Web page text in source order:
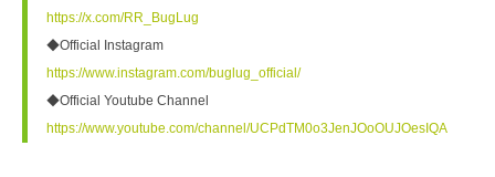
https://x.com/RR_BugLug
◆Official Instagram
https://www.instagram.com/buglug_official/
◆Official Youtube Channel
https://www.youtube.com/channel/UCPdTM0o3JenJOoOUJOesIQA